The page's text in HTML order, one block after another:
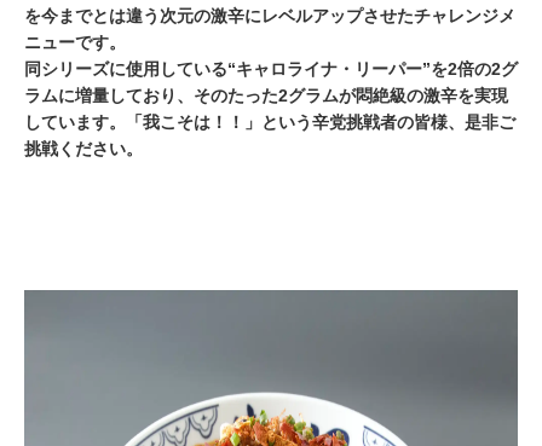
を今までとは違う次元の激辛にレベルアップさせたチャレンジメ
ニューです。
同シリーズに使用している“キャロライナ・リーパー”を2倍の2グ
ラムに増量しており、そのたった2グラムが悶絶級の激辛を実現
しています。「我こそは！！」という辛党挑戦者の皆様、是非ご
挑戦ください。